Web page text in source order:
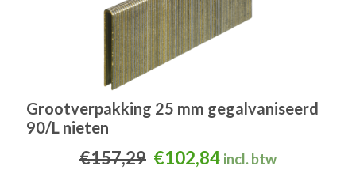
Grootverpakking 25 mm gegalvaniseerd
90/L nieten
€157,29 Oorspronkelijke prijs
€102,84Huidige prijs is:
incl. btw